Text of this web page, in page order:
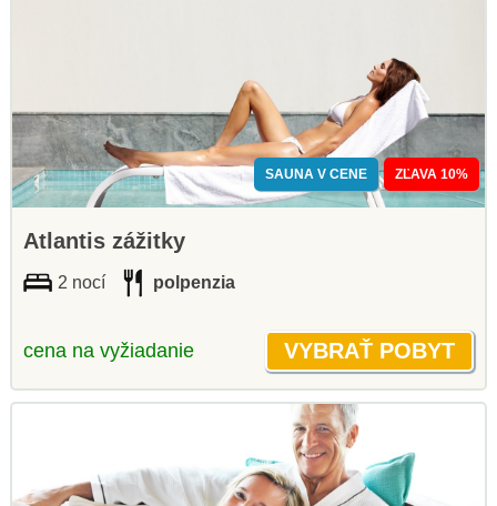
SAUNA V CENE ZĽAVA 10%
Atlantis zážitky
2 nocí polpenzia
cena na vyžiadanie